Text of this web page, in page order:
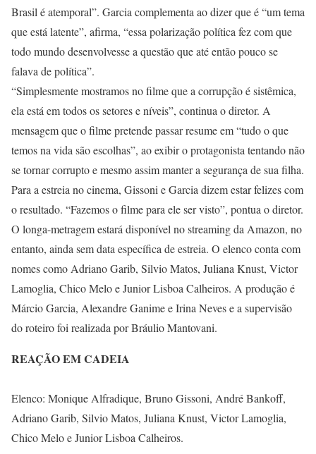
Brasil é atemporal”. Garcia complementa ao dizer que é “um tema
que está latente”, afirma, “essa polarização política fez com que
todo mundo desenvolvesse a questão que até então pouco se
falava de política”.
“Simplesmente mostramos no filme que a corrupção é sistêmica,
ela está em todos os setores e níveis”, continua o diretor. A
mensagem que o filme pretende passar resume em “tudo o que
temos na vida são escolhas”, ao exibir o protagonista tentando não
se tornar corrupto e mesmo assim manter a segurança de sua filha.
Para a estreia no cinema, Gissoni e Garcia dizem estar felizes com
o resultado. “Fazemos o filme para ele ser visto”, pontua o diretor.
O longa-metragem estará disponível no streaming da Amazon, no
entanto, ainda sem data específica de estreia. O elenco conta com
nomes como Adriano Garib, Silvio Matos, Juliana Knust, Victor
Lamoglia, Chico Melo e Junior Lisboa Calheiros. A produção é
Márcio Garcia, Alexandre Ganime e Irina Neves e a supervisão
do roteiro foi realizada por Bráulio Mantovani.
REAÇÃO EM CADEIA
Elenco: Monique Alfradique, Bruno Gissoni, André Bankoff,
Adriano Garib, Silvio Matos, Juliana Knust, Victor Lamoglia,
Chico Melo e Junior Lisboa Calheiros.